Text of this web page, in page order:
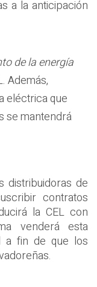
a la anticipación
de la energía
Además,
eléctrica que
se mantendrá
distribuidoras de
contratos
la CEL con
venderá esta
a fin de que los